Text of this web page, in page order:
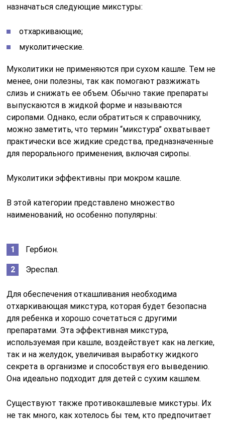
назначаться следующие микстуры:
отхаркивающие;
муколитические.
Муколитики не применяются при сухом кашле. Тем не
менее, они полезны, так как помогают разжижать
слизь и снижать ее объем. Обычно такие препараты
выпускаются в жидкой форме и называются
сиропами. Однако, если обратиться к справочнику,
можно заметить, что термин “микстура” охватывает
практически все жидкие средства, предназначенные
для перорального применения, включая сиропы.
Муколитики эффективны при мокром кашле.
В этой категории представлено множество
наименований, но особенно популярны:
Гербион.
Эреспал.
Для обеспечения откашливания необходима
отхаркивающая микстура, которая будет безопасна
для ребенка и хорошо сочетаться с другими
препаратами. Эта эффективная микстура,
используемая при кашле, воздействует как на легкие,
так и на желудок, увеличивая выработку жидкого
секрета в организме и способствуя его выведению.
Она идеально подходит для детей с сухим кашлем.
Существуют также противокашлевые микстуры. Их
не так много, как хотелось бы тем, кто предпочитает